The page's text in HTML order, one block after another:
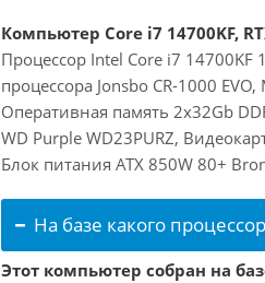
Компьютер Core i7 14700KF,
Процессор Intel Core i7 14700KF
процессора Jonsbo CR-1000
Оперативная память 2x32Gb
WD Purple WD23PURZ,
Блок питания ATX 850W 80+
На базе какого
Этот компьютер собран на